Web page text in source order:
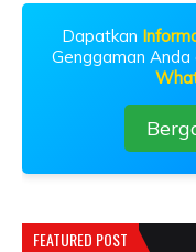
Dapatkan
Genggaman
FEATURED POST